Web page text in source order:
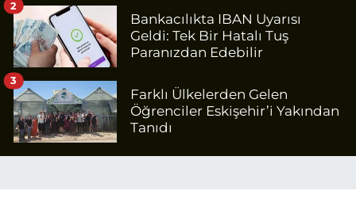
Bankacılıkta IBAN Uyarısı
Geldi: Tek Bir Hatalı Tuş
Paranızdan Edebilir
2
Farklı Ülkelerden Gelen
Öğrenciler Eskişehir’i Yakından
Tanıdı
3